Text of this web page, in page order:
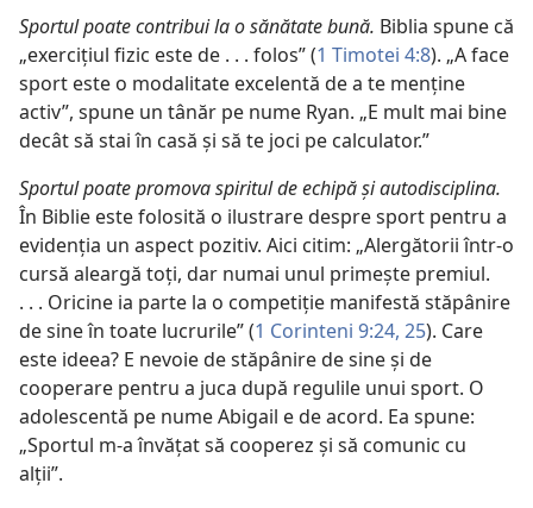
Sportul poate contribui la o sănătate bună. Biblia spune că
„exercițiul fizic este de . . . folos” (1 Timotei 4:8). „A face
sport este o modalitate excelentă de a te menține
activ”, spune un tânăr pe nume Ryan. „E mult mai bine
decât să stai în casă și să te joci pe calculator.”
Sportul poate promova spiritul de echipă și autodisciplina.
În Biblie este folosită o ilustrare despre sport pentru a
evidenția un aspect pozitiv. Aici citim: „Alergătorii într-o
cursă aleargă toți, dar numai unul primește premiul.
. . . Oricine ia parte la o competiție manifestă stăpânire
de sine în toate lucrurile” (1 Corinteni 9:24, 25). Care
este ideea? E nevoie de stăpânire de sine și de
cooperare pentru a juca după regulile unui sport. O
adolescentă pe nume Abigail e de acord. Ea spune:
„Sportul m-a învățat să cooperez și să comunic cu
alții”.